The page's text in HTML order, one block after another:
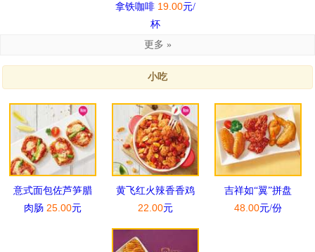
拿铁咖啡 19.00元/
杯
更多 »
小吃
意式面包佐芦笋腊
肉肠 25.00元
黄飞红火辣香香鸡
22.00元
吉祥如“翼”拼盘
48.00元/份